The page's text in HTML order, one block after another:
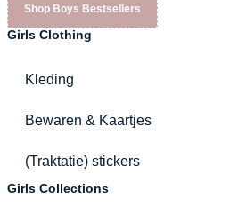
Shop Boys Bestsellers
Girls Clothing
Kleding
Bewaren & Kaartjes
(Traktatie) stickers
Girls Collections